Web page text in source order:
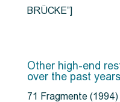
BRÜCKE”]
Other high-end
over the past
71 Fragmente